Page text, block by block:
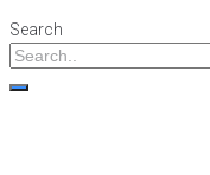
Search